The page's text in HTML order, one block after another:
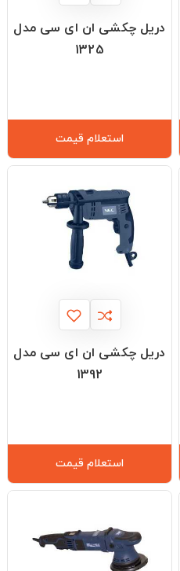
دریل چکشی ان ای سی مدل
1325
استعلام قیمت
دریل چکشی ان ای سی مدل
1392
استعلام قیمت